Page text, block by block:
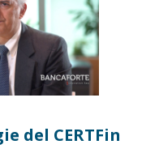
del CERTFin